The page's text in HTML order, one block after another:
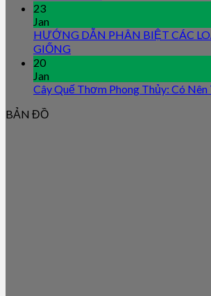
23
Jan
HƯỚNG DẪN PHÂN BIỆT CÁC
GIỐNG
20
Jan
Cây Quế Thơm Phong Thủy: Có
BẢN ĐỒ